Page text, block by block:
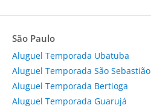
São Paulo
Aluguel Temporada Ubatuba
Aluguel Temporada São Sebastião
Aluguel Temporada Bertioga
Aluguel Temporada Guarujá